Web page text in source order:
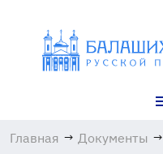
Главная → Документы →